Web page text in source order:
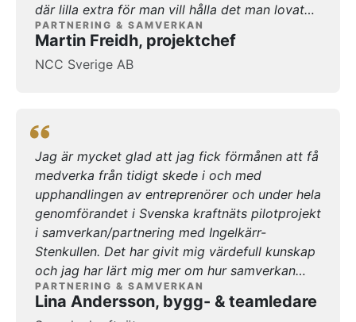
där lilla extra för man vill hålla det man lovat
varandra, vilket är mycket glädjande för
projektet då vi på så sätt uppfyllt alla de mål vi
satte tidigt. Vi har verkligen åstadkommit den
varit utvecklande att vara med, jag har fått en
större inblick i allas olika frågeställningar och
utmaningar som vi tillsammans har kunnat lösa
genom bra teaminsatser när någon tagit upp
och bett om förslag eller stöd. Jag trivs att
arbeta på detta sätt och med rätt upplägg för
partnering (samverkan) som vi haft i projekt
Ingelkärr-Stenkullen med Svenska kraftnät.
PARTNERING & SAMVERKAN
Martin Freidh, projektchef
NCC Sverige AB
Jag är mycket glad att jag fick förmånen att få
medverka från tidigt skede i och med
upphandlingen av entreprenörer och under hela
genomförandet i Svenska kraftnäts pilotprojekt
i samverkan/partnering med Ingelkärr-
Stenkullen. Det har givit mig värdefull kunskap
och jag har lärt mig mer om hur samverkan
fungerar på riktigt och fått med mig mycket
från upplägget och träffarna vi haft med Jonny
PARTNERING & SAMVERKAN
Lina Andersson, bygg- & teamledare